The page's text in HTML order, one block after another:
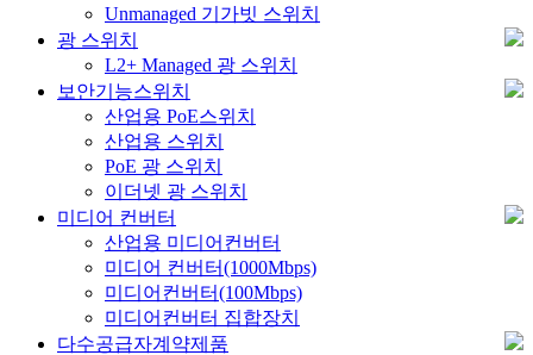
Unmanaged 기가빗 스위치
광 스위치
L2+ Managed 광 스위치
보안기능스위치
산업용 PoE스위치
산업용 스위치
PoE 광 스위치
이더넷 광 스위치
미디어 컨버터
산업용 미디어컨버터
미디어 컨버터(1000Mbps)
미디어컨버터(100Mbps)
미디어컨버터 집합장치
다수공급자계약제품